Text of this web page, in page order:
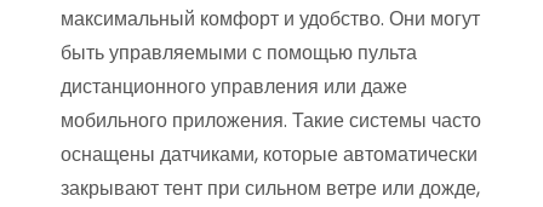
максимальный комфорт и удобство. Они могут
быть управляемыми с помощью пульта
дистанционного управления или даже
мобильного приложения. Такие системы часто
оснащены датчиками, которые автоматически
закрывают тент при сильном ветре или дожде,